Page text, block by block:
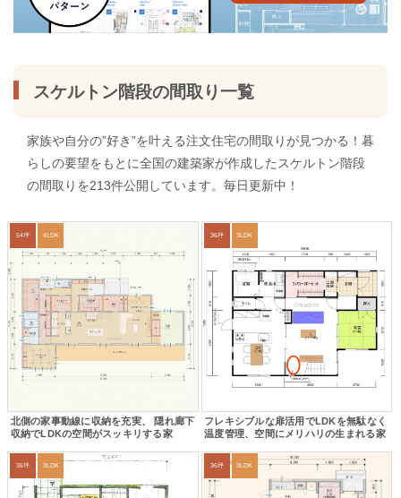
スケルトン階段の間取り一覧
家族や自分の”好き”を叶える注文住宅の間取りが見つかる！暮
らしの要望をもとに全国の建築家が作成したスケルトン階段
の間取りを213件公開しています。毎日更新中！
54坪 4LDK
北側の家事動線に収納を充実、 隠れ廊下
収納でLDKの空間がスッキリする家
36坪 3LDK
フレキシブルな扉活用でLDKを無駄なく
温度管理、空間にメリハリの生まれる家
36坪 3LDK 36坪 3LDK